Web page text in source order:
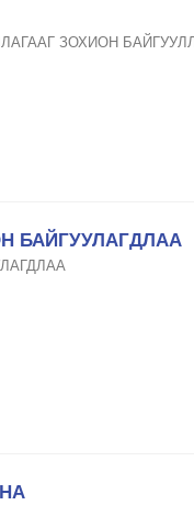
ЗОХИОН
БАЙГУУЛАГДЛАА